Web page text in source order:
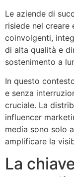
Le aziende di
risiede nel creare
coinvolgenti,
di alta qualità e
sostenimento a
In questo
e senza
cruciale. La
influencer
media sono solo
amplificare la
La